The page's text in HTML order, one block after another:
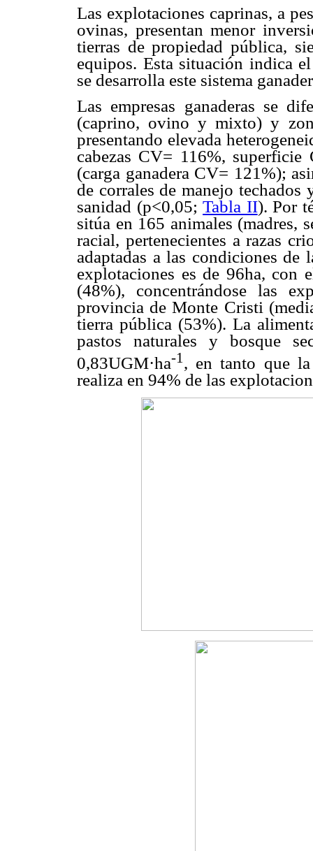
Las explotaciones caprinas, a
ovinas, presentan menor
tierras de propiedad pública,
equipos. Esta situación indica
se desarrolla este sistema
Las empresas ganaderas se
(caprino, ovino y mixto) y
presentando elevada
cabezas CV= 116%,
(carga ganadera CV= 121%);
de corrales de manejo
sanidad (p<0,05;Tabla II). Por
sitúa en 165 animales (madres,
racial, pertenecientes a razas
adaptadas a las condiciones
explotaciones es de 96ha, con
(48%), concentrándose las
provincia de Monte Cristi
tierra pública (53%). La
pastos naturales y bosque
0,83UGM·ha-1 , en tanto que la
realiza en 94% de las